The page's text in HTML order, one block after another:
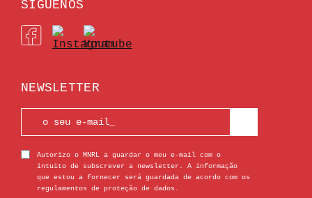
SÍGUENOS
NEWSLETTER
Autorizo o MNRL a guardar o meu e-mail com o
intuito de subscrever a newsletter. A informação
que estou a fornecer será guardada de acordo com os
regulamentos de proteção de dados.